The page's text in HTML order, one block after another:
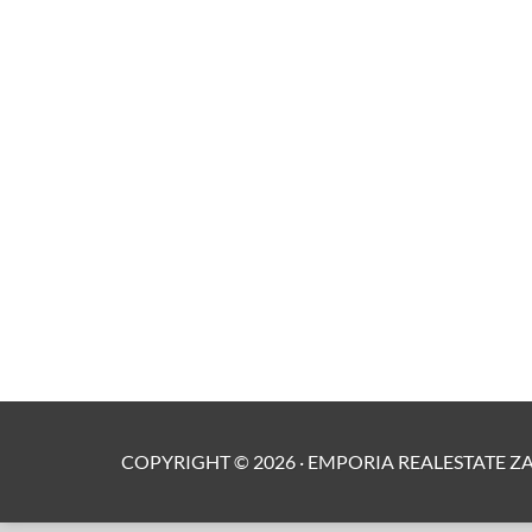
COPYRIGHT © 2026 · EMPORIA REALESTATE